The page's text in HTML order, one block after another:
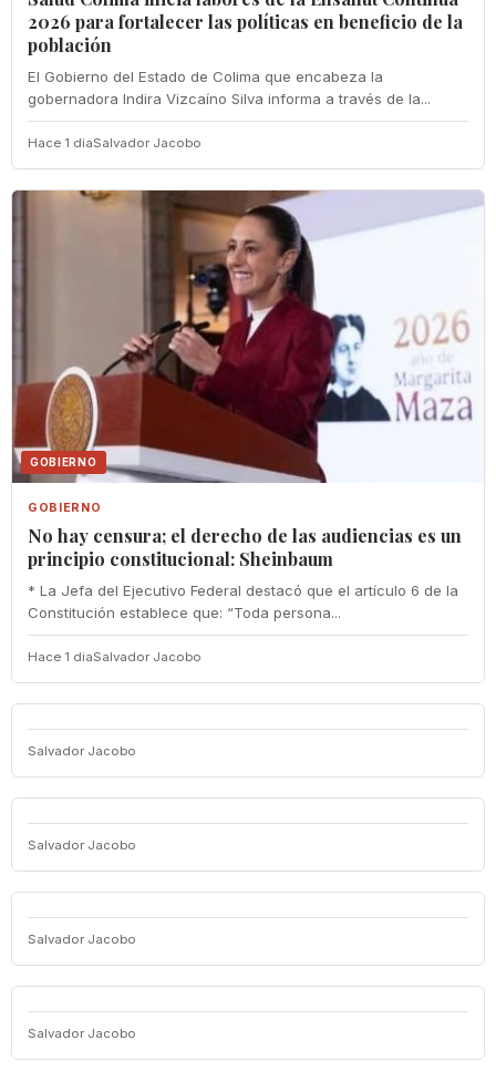
2026 para fortalecer las políticas en beneficio de la
población
El Gobierno del Estado de Colima que encabeza la
gobernadora Indira Vizcaíno Silva informa a través de la...
Hace 1 diaSalvador Jacobo
GOBIERNO
GOBIERNO
No hay censura; el derecho de las audiencias es un
principio constitucional: Sheinbaum
* La Jefa del Ejecutivo Federal destacó que el artículo 6 de la
Constitución establece que: “Toda persona...
Hace 1 diaSalvador Jacobo
Salvador Jacobo
Salvador Jacobo
Salvador Jacobo
Salvador Jacobo